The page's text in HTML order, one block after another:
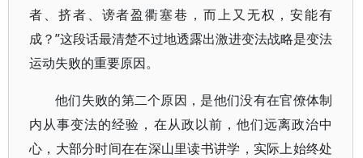
者、挤者、谤者盈衢塞巷，而上又无权，安能有
成？”这段话最清楚不过地透露出激进变法战略是变法
运动失败的重要原因。
他们失败的第二个原因，是他们没有在官僚体制
内从事变法的经验，在从政以前，他们远离政治中
心，大部分时间在在深山里读书讲学，实际上始终处